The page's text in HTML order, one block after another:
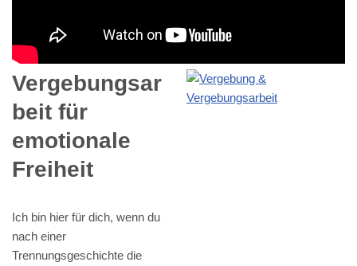
Vergebungsar
beit für
emotionale
Freiheit
Ich bin hier für dich, wenn du
nach einer
Trennungsgeschichte die